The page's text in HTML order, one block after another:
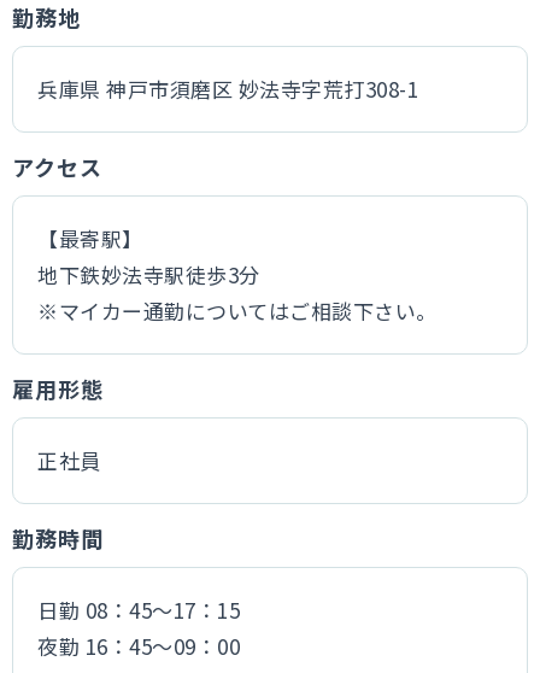
勤務地
兵庫県 神戸市須磨区 妙法寺字荒打308-1
アクセス
【最寄駅】
地下鉄妙法寺駅徒歩3分
※マイカー通勤についてはご相談下さい。
雇用形態
正社員
勤務時間
日勤 08：45～17：15
夜勤 16：45～09：00